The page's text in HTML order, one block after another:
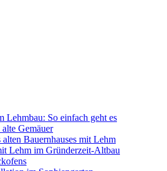
Lehmbau: So einfach geht es
Gemäuer
alten Bauernhauses mit Lehm
Lehm im Gründerzeit-Altbau